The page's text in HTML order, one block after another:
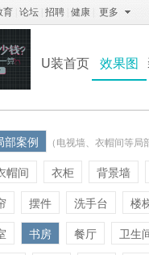
育 论坛 招聘 健康 更多
U装首页 效果图
部案例 （电视墙、衣帽间等局
帽间 衣柜 背景墙
摆件 洗手台 楼
书房 餐厅 卫生